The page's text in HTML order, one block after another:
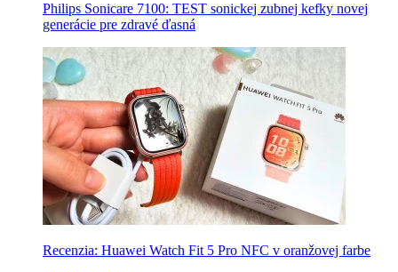
Philips Sonicare 7100: TEST sonickej zubnej kefky novej
generácie pre zdravé ďasná
Recenzia: Huawei Watch Fit 5 Pro NFC v oranžovej farbe